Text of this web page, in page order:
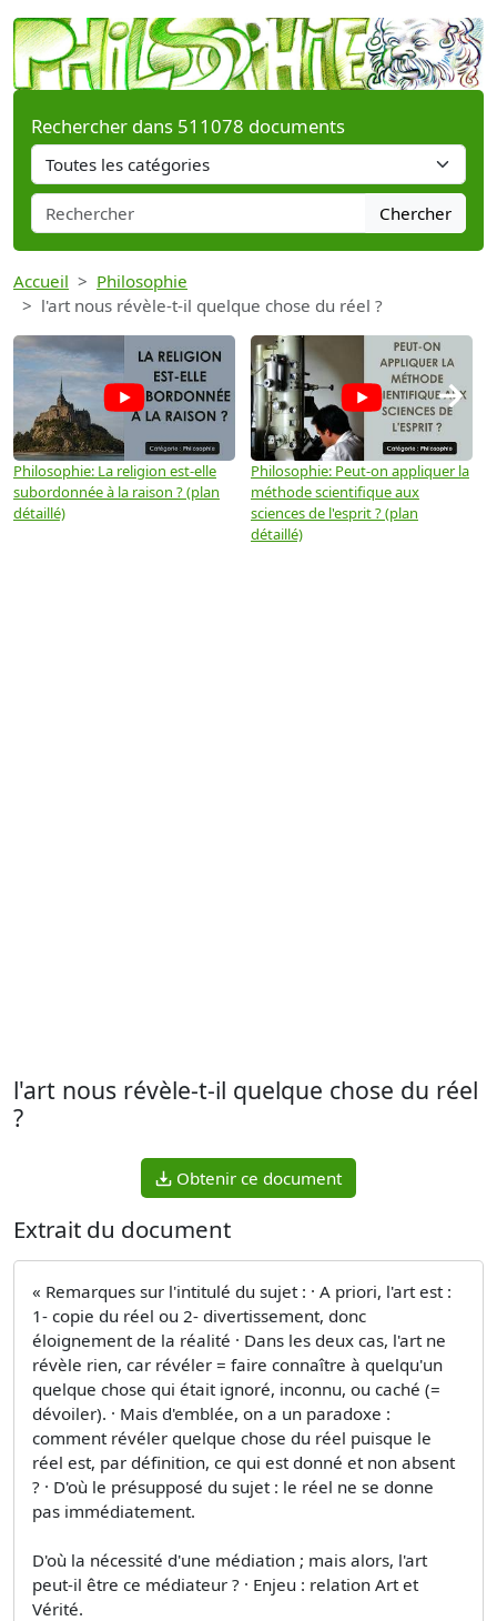
Rechercher dans 511078 documents
Chercher
Accueil
Philosophie
l'art nous révèle-t-il quelque chose du réel ?
Philosophie: La religion est-elle
subordonnée à la raison ? (plan
détaillé)
Philosophie: Peut-on appliquer la
méthode scientifique aux
sciences de l'esprit ? (plan
détaillé)
→
l'art nous révèle-t-il quelque chose du réel
?
Obtenir ce document
Extrait du document
« Remarques sur l'intitulé du sujet : · A priori, l'art est :
1- copie du réel ou 2- divertissement, donc
éloignement de la réalité · Dans les deux cas, l'art ne
révèle rien, car révéler = faire connaître à quelqu'un
quelque chose qui était ignoré, inconnu, ou caché (=
dévoiler). · Mais d'emblée, on a un paradoxe :
comment révéler quelque chose du réel puisque le
réel est, par définition, ce qui est donné et non absent
? · D'où le présupposé du sujet : le réel ne se donne
pas immédiatement.
D'où la nécessité d'une médiation ; mais alors, l'art
peut-il être ce médiateur ? · Enjeu : relation Art et
Vérité.